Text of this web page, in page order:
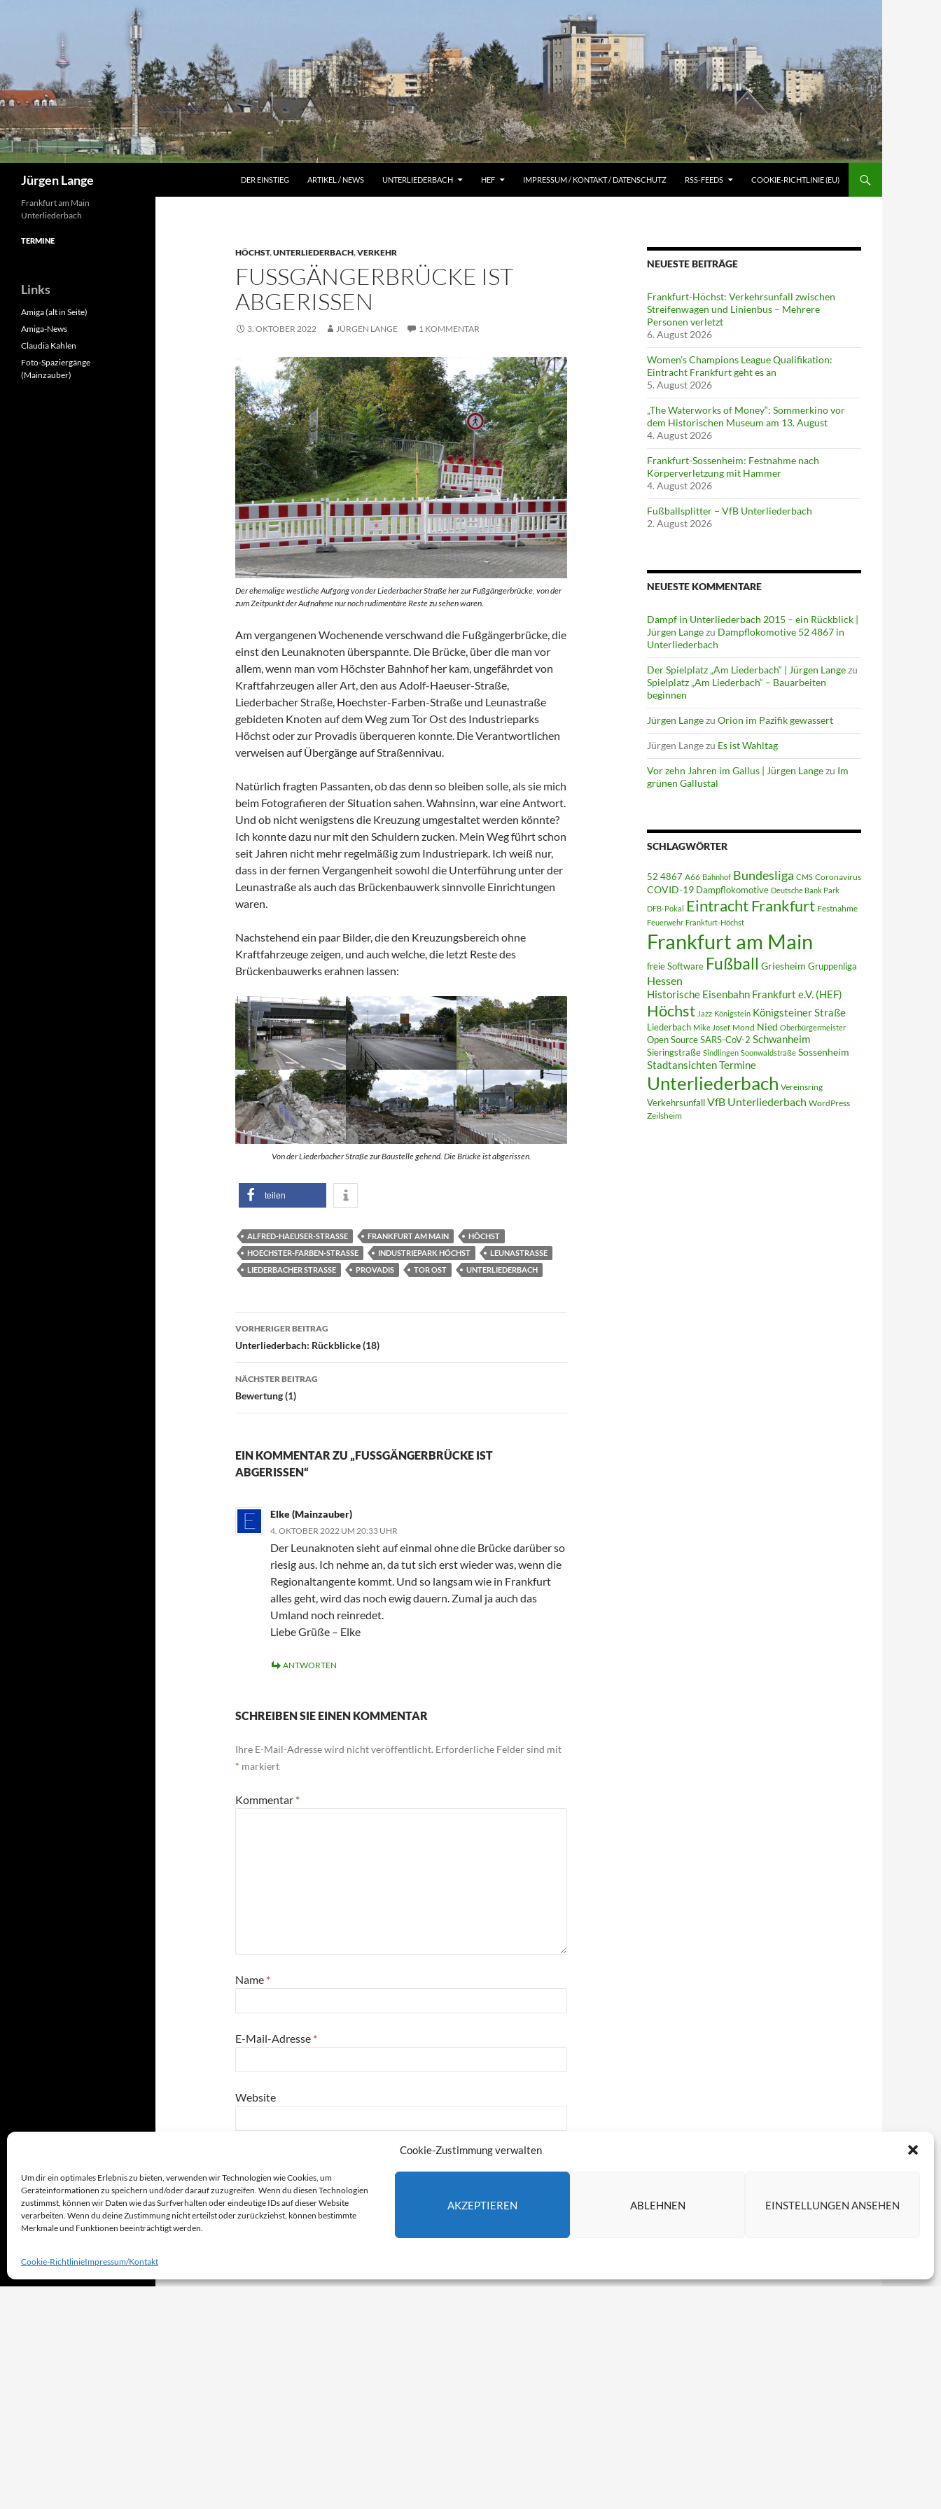
Cookie-Zustimmung verwalten
Um dir ein optimales Erlebnis zu bieten, verwenden wir Technologien wie Cookies, um
Geräteinformationen zu speichern und/oder darauf zuzugreifen. Wenn du diesen Technologien
zustimmst, können wir Daten wie das Surfverhalten oder eindeutige IDs auf dieser Website
verarbeiten. Wenn du deine Zustimmung nicht erteilst oder zurückziehst, können bestimmte
Merkmale und Funktionen beeinträchtigt werden.
AKZEPTIEREN ABLEHNEN EINSTELLUNGEN ANSEHEN
Cookie-RichtlinieImpressum/Kontakt
Jürgen Lange DER EINSTIEG ARTIKEL / NEWS UNTERLIEDERBACH HEF IMPRESSUM / KONTAKT / DATENSCHUTZ RSS-FEEDS COOKIE-RICHTLINIE (EU)
HÖCHST,UNTERLIEDERBACH,VERKEHR
FUSSGÄNGERBRÜCKE IST A
BGERISSEN
3. OKTOBER 2022 JÜRGEN LANGE 1 KOMMENTAR
Der ehemalige westliche Aufgang von der Liederbacher Straße her zur Fußgängerbrücke, von der
zum Zeitpunkt der Aufnahme nur noch rudimentäre Reste zu sehen waren.
Am vergangenen Wochenende verschwand die Fußgängerbrücke, die
einst den Leunaknoten überspannte. Die Brücke, über die man vor
allem, wenn man vom Höchster Bahnhof her kam, ungefährdet von
Kraftfahrzeugen aller Art, den aus Adolf-Haeuser-Straße,
Liederbacher Straße, Hoechster-Farben-Straße und Leunastraße
gebideten Knoten auf dem Weg zum Tor Ost des Industrieparks
Höchst oder zur Provadis überqueren konnte. Die Verantwortlichen
verweisen auf Übergänge auf Straßennivau.
Natürlich fragten Passanten, ob das denn so bleiben solle, als sie mich
beim Fotografieren der Situation sahen. Wahnsinn, war eine Antwort.
Und ob nicht wenigstens die Kreuzung umgestaltet werden könnte?
Ich konnte dazu nur mit den Schuldern zucken. Mein Weg führt schon
seit Jahren nicht mehr regelmäßig zum Industriepark. Ich weiß nur,
dass in der fernen Vergangenheit sowohl die Unterführung unter der
Leunastraße als auch das Brückenbauwerk sinnvolle Einrichtungen
waren.
Nachstehend ein paar Bilder, die den Kreuzungsbereich ohne
Kraftfahrzeuge zeigen, und auch welche, die letzt Reste des
Brückenbauwerks erahnen lassen:
Von der Liederbacher Straße zur Baustelle gehend. Die Brücke ist abgerissen.
teilen
ALFRED-HAEUSER-STRASSE FRANKFURT AM MAIN
HÖCHST
HOECHSTER-FARBEN-STRASSE
INDUSTRIEPARK HÖCHST
LEUNASTRASSE
LIEDERBACHER STRASSE
PROVADIS TOR OST UNTERLIEDERBACH
Beitragsnavigation
VORHERIGER BEITRAG
Unterliederbach: Rückblicke (18)
NÄCHSTER BEITRAG
Bewertung (1)
EIN KOMMENTAR ZU „FUSSGÄNGERBRÜCKE IST A
BGERISSEN“
Elke (Mainzauber)
4. OKTOBER 2022 UM 20:33 UHR
Der Leunaknoten sieht auf einmal ohne die Brücke darüber so
riesig aus. Ich nehme an, da tut sich erst wieder was, wenn die
Regionaltangente kommt. Und so langsam wie in Frankfurt
alles geht, wird das noch ewig dauern. Zumal ja auch das
Umland noch reinredet.
Liebe Grüße – Elke
ANTWORTEN
SCHREIBEN SIE EINEN KOMMENTAR
Ihre E-Mail-Adresse wird nicht veröffentlicht. Erforderliche Felder sind mit
* markiert
Kommentar *
Name *
E-Mail-Adresse *
Website
NEUESTE BEITRÄGE
Frankfurt-Höchst: Verkehrsunfall zwischen
Streifenwagen und Linienbus – Mehrere
Personen verletzt
6. August 2026
Women’s Champions League Qualifikation:
Eintracht Frankfurt geht es an
5. August 2026
„The Waterworks of Money“: Sommerkino vor
dem Historischen Museum am 13. August
4. August 2026
Frankfurt-Sossenheim: Festnahme nach
Körperverletzung mit Hammer
4. August 2026
Fußballsplitter – VfB Unterliederbach
2. August 2026
NEUESTE KOMMENTARE
Dampf in Unterliederbach 2015 – ein Rückblick |
Jürgen Langezu Dampflokomotive 52 4867 in
Unterliederbach
Der Spielplatz „Am Liederbach“ | Jürgen Langezu
Spielplatz „Am Liederbach“ – Bauarbeiten
beginnen
Jürgen Langezu Orion im Pazifik gewassert
Jürgen Langezu Es ist Wahltag
Vor zehn Jahren im Gallus | Jürgen Langezu Im
grünen Gallustal
SCHLAGWÖRTER
52 4867 A66 Bahnhof Bundesliga CMS Coronavirus
COVID-19 Dampflokomotive Deutsche Bank Park
DFB-Pokal Eintracht Frankfurt Festnahme
Feuerwehr Frankfurt-Höchst
Frankfurt am Main
freie Software Fußball Griesheim Gruppenliga
Hessen
Historische Eisenbahn Frankfurt e.V. (HEF)
Höchst Jazz Königstein Königsteiner Straße
Liederbach Mike Josef Mond Nied Oberbürgermeister
Open SourceSARS-CoV-2 Schwanheim
Sieringstraße Sindlingen Soonwaldstraße Sossenheim
StadtansichtenTermine
Unterliederbach Vereinsring
VerkehrsunfallVfB Unterliederbach WordPress
Zeilsheim
Frankfurt am Main
Unterliederbach
TERMINE
Links
Amiga (alt in Seite)
Amiga-News
Claudia Kahlen
Foto-Spaziergänge
(Mainzauber)